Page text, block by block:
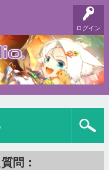
ログイン
問：